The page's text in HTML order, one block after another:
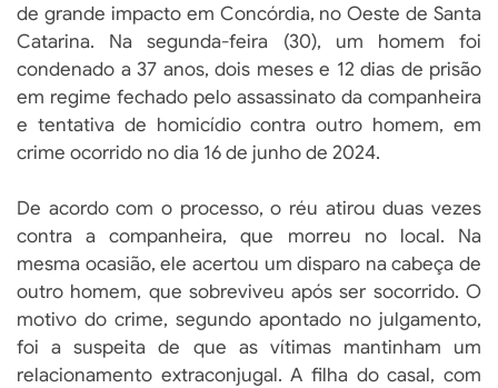
de grande impacto em Concórdia, no Oeste de Santa
Catarina. Na segunda-feira (30), um homem foi
condenado a 37 anos, dois meses e 12 dias de prisão
em regime fechado pelo assassinato da companheira
e tentativa de homicídio contra outro homem, em
crime ocorrido no dia 16 de junho de 2024.
De acordo com o processo, o réu atirou duas vezes
contra a companheira, que morreu no local. Na
mesma ocasião, ele acertou um disparo na cabeça de
outro homem, que sobreviveu após ser socorrido. O
motivo do crime, segundo apontado no julgamento,
foi a suspeita de que as vítimas mantinham um
relacionamento extraconjugal. A filha do casal, com